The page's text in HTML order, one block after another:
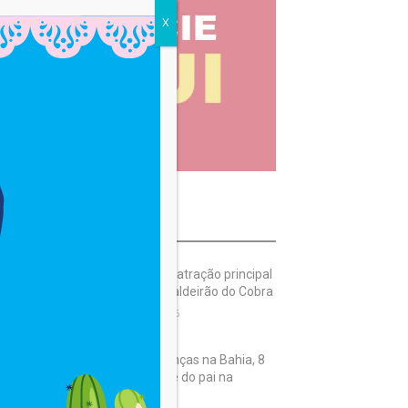
READ
Diego Lopes é a atração principal
do sábado no Caldeirão do Cobra
8 de agosto de 2026
A cada 100 crianças na Bahia, 8
não têm o nome do pai na
certidão
X